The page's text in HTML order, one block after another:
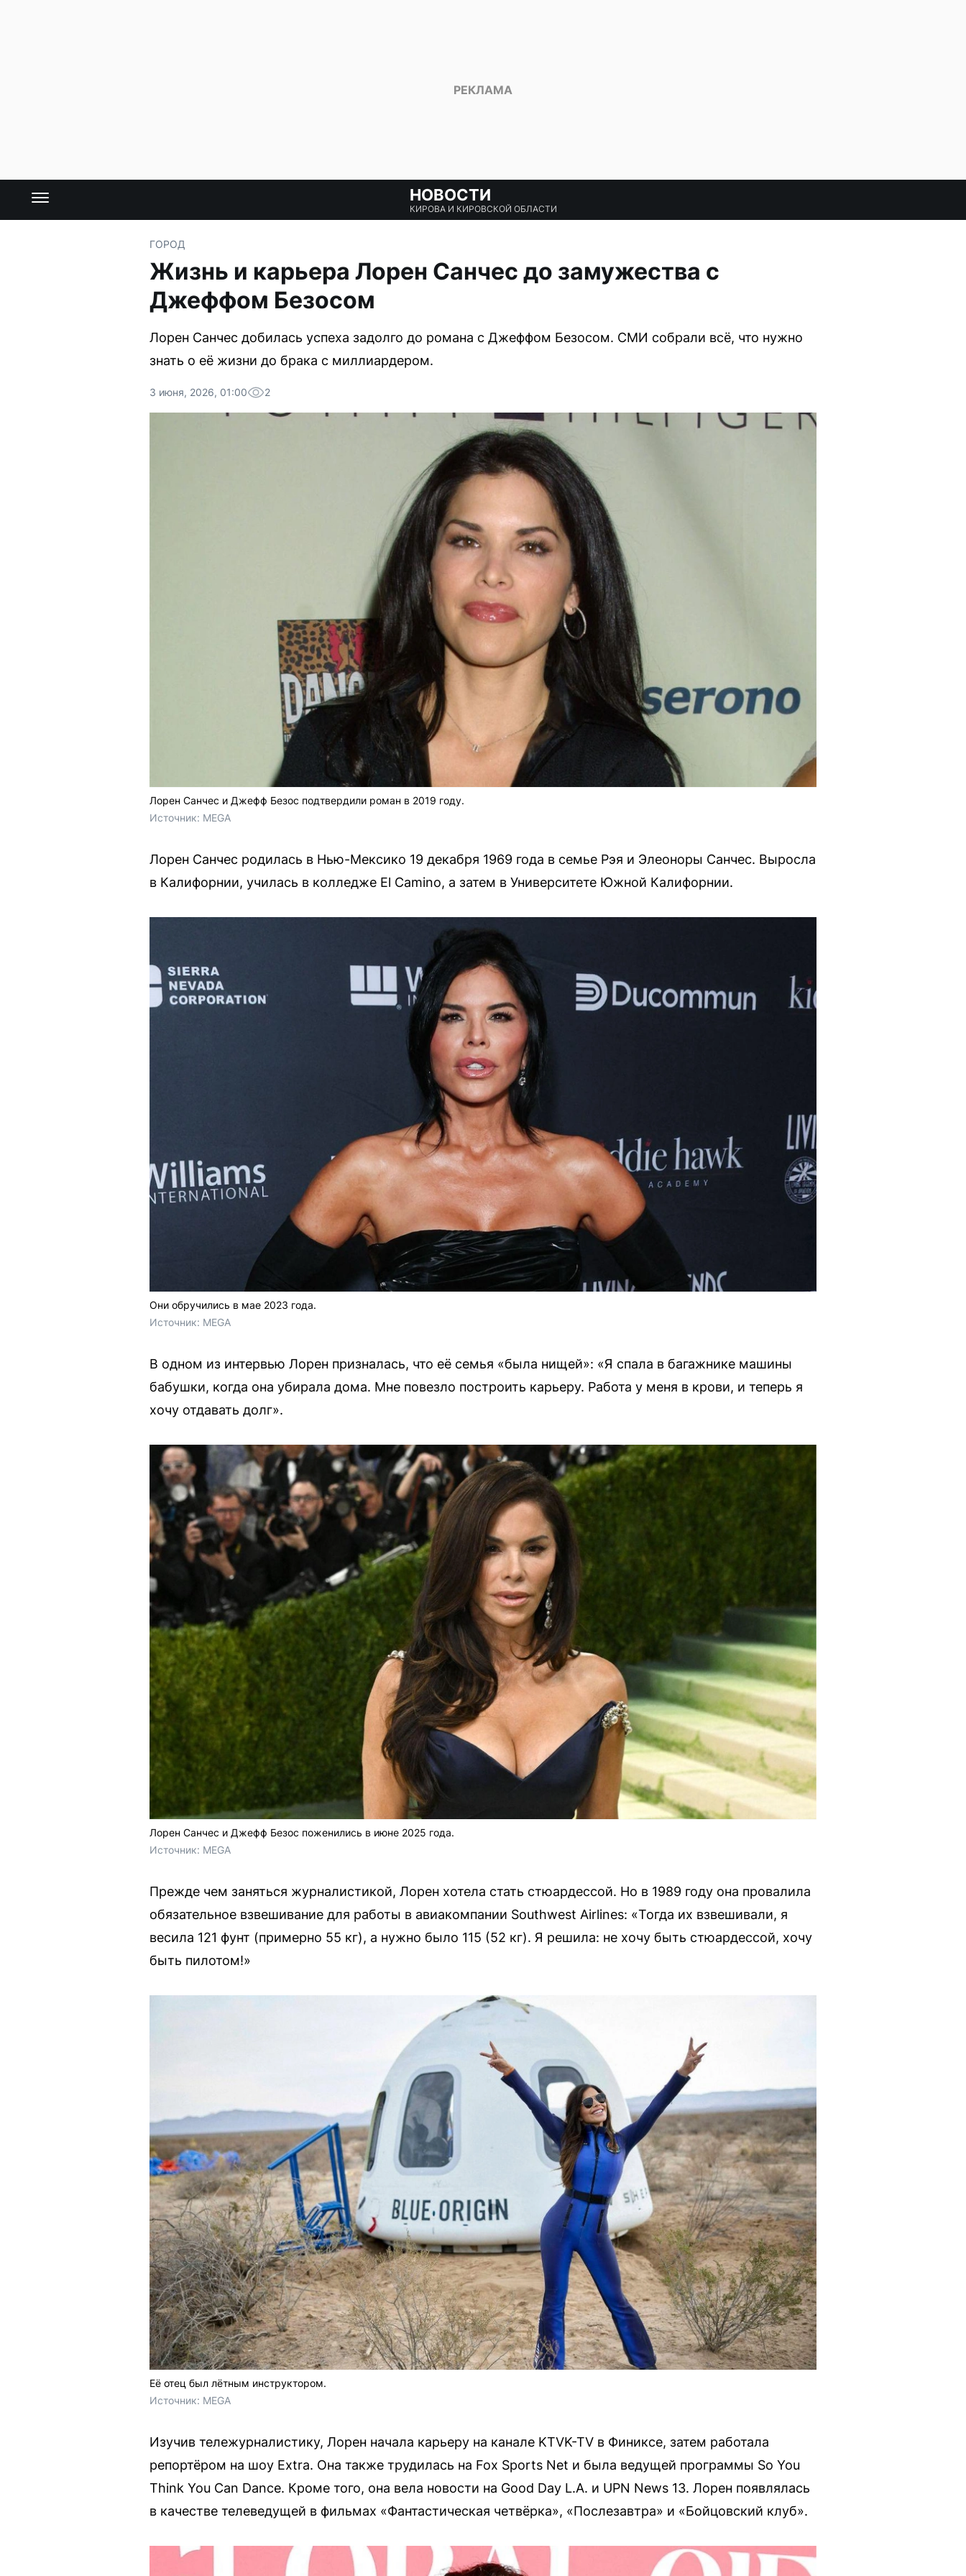
НОВОСТИ
КИРОВА И КИРОВСКОЙ ОБЛАСТИ
ГОРОД
Жизнь и карьера Лорен Санчес до замужества с
Джеффом Безосом
Лорен Санчес добилась успеха задолго до романа с Джеффом Безосом. СМИ собрали всё, что нужно
знать о её жизни до брака с миллиардером.
3 июня, 2026, 01:00 2
Лорен Санчес и Джефф Безос подтвердили роман в 2019 году.
Источник: MEGA
Лорен Санчес родилась в Нью-Мексико 19 декабря 1969 года в семье Рэя и Элеоноры Санчес. Выросла
в Калифорнии, училась в колледже El Camino, а затем в Университете Южной Калифорнии.
Они обручились в мае 2023 года.
Источник: MEGA
В одном из интервью Лорен призналась, что её семья «была нищей»: «Я спала в багажнике машины
бабушки, когда она убирала дома. Мне повезло построить карьеру. Работа у меня в крови, и теперь я
хочу отдавать долг».
Лорен Санчес и Джефф Безос поженились в июне 2025 года.
Источник: MEGA
Прежде чем заняться журналистикой, Лорен хотела стать стюардессой. Но в 1989 году она провалила
обязательное взвешивание для работы в авиакомпании Southwest Airlines: «Тогда их взвешивали, я
весила 121 фунт (примерно 55 кг), а нужно было 115 (52 кг). Я решила: не хочу быть стюардессой, хочу
быть пилотом!»
Её отец был лётным инструктором.
Источник: MEGA
Изучив тележурналистику, Лорен начала карьеру на канале KTVK-TV в Финиксе, затем работала
репортёром на шоу Extra. Она также трудилась на Fox Sports Net и была ведущей программы So You
Think You Can Dance. Кроме того, она вела новости на Good Day L.A. и UPN News 13. Лорен появлялась
в качестве телеведущей в фильмах «Фантастическая четвёрка», «Послезавтра» и «Бойцовский клуб».